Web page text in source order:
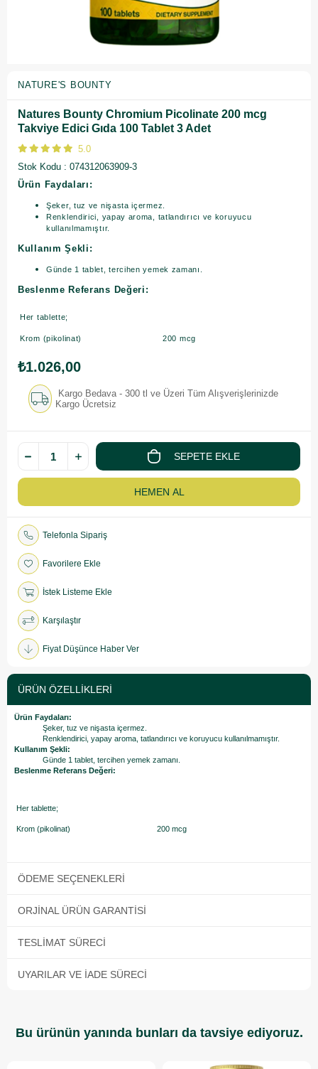
NATURE'S BOUNTY
Natures Bounty Chromium Picolinate 200 mcg
Takviye Edici Gıda 100 Tablet 3 Adet
5.0
Stok Kodu
074312063909-3
Ürün Faydaları:
Şeker, tuz ve nişasta içermez.
Renklendirici, yapay aroma, tatlandırıcı ve koruyucu
kullanılmamıştır.
Kullanım Şekli:
Günde 1 tablet, tercihen yemek zamanı.
Beslenme Referans Değeri:
Her tablette;
Krom (pikolinat) 200 mcg
₺1.026,00
Kargo Bedava - 300 tl ve Üzeri Tüm Alışverişlerinizde
Kargo Ücretsiz
Telefonla Sipariş
Favorilere Ekle
İstek Listeme Ekle
Karşılaştır
Fiyat Düşünce Haber Ver
ÜRÜN ÖZELLIKLERI
Ürün Faydaları:
Şeker, tuz ve nişasta içermez.
Renklendirici, yapay aroma, tatlandırıcı ve koruyucu kullanılmamıştır.
Kullanım Şekli:
Günde 1 tablet, tercihen yemek zamanı.
Beslenme Referans Değeri:
Her tablette;
Krom (pikolinat) 200 mcg
ÖDEME SEÇENEKLERI
ORJINAL ÜRÜN GARANTISI
TESLIMAT SÜRECI
UYARILAR VE İADE SÜRECI
Bu ürünün yanında bunları da tavsiye ediyoruz.